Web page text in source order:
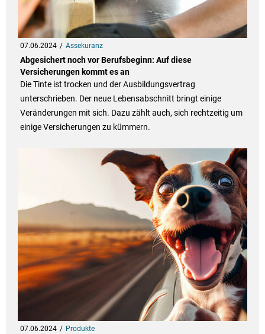
07.06.2024 Assekuranz
Abgesichert noch vor Berufsbeginn: Auf diese
Versicherungen kommt es an
Die Tinte ist trocken und der Ausbildungsvertrag
unterschrieben. Der neue Lebensabschnitt bringt einige
Veränderungen mit sich. Dazu zählt auch, sich rechtzeitig um
einige Versicherungen zu kümmern.
07.06.2024 Produkte